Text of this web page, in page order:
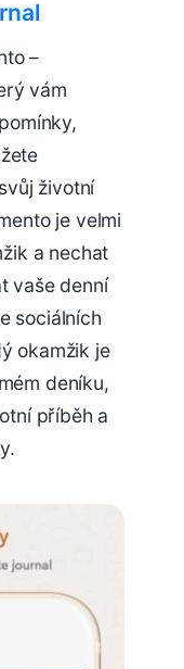
–
vám
životní
je velmi
a nechat
vaše denní
sociálních
okamžik je
deníku,
příběh a